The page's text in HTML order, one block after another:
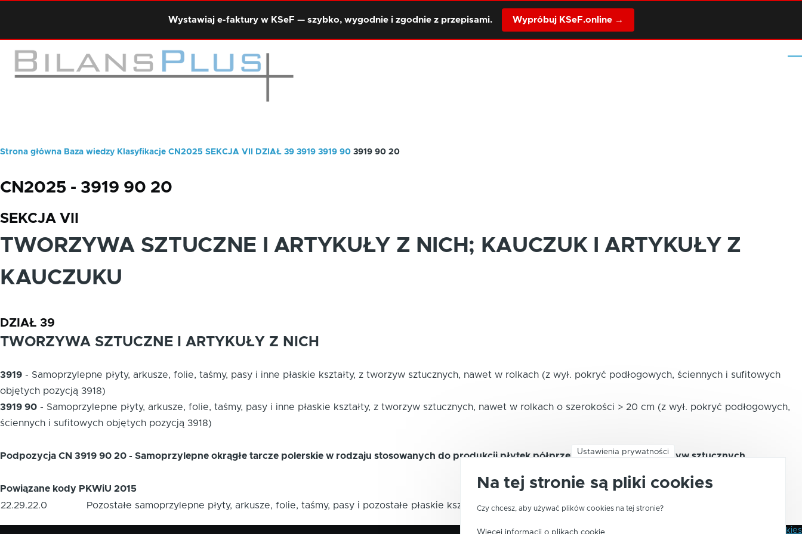
Wystawiaj e-faktury w KSeF — szybko, wygodnie i zgodnie z przepisami. Wypróbuj KSeF.online →
Ścieżka
Strona główna Baza wiedzy Klasyfikacje CN2025 SEKCJA VII DZIAŁ 39 3919 3919 90 3919 90 20
CN2025 - 3919 90 20
SEKCJA VII
TWORZYWA SZTUCZNE I ARTYKUŁY Z NICH; KAUCZUK I ARTYKUŁY Z
KAUCZUKU
DZIAŁ 39
TWORZYWA SZTUCZNE I ARTYKUŁY Z NICH
3919 - Samoprzylepne płyty, arkusze, folie, taśmy, pasy i inne płaskie kształty, z tworzyw sztucznych, nawet w rolkach (z wył. pokryć podłogowych, ściennych i sufitowych
objętych pozycją 3918)
3919 90 - Samoprzylepne płyty, arkusze, folie, taśmy, pasy i inne płaskie kształty, z tworzyw sztucznych, nawet w rolkach o szerokości > 20 cm (z wył. pokryć podłogowych,
ściennych i sufitowych objętych pozycją 3918)
Podpozycja CN 3919 90 20 - Samoprzylepne okrągłe tarcze polerskie w rodzaju stosowanych do produkcji płytek półprzewodnikowych, z tworzyw sztucznych
Powiązane kody PKWiU 2015
22.29.22.0
Pozostałe samoprzylepne płyty, arkusze, folie, taśmy, pasy i pozostałe płaskie kształty, z tworzyw sztucznych
Pliki Cookies
Ustawienia prywatności
Na tej stronie są pliki cookies
Czy chcesz, aby używać plików cookies na tej stronie?
Więcej informacji o plikach cookie